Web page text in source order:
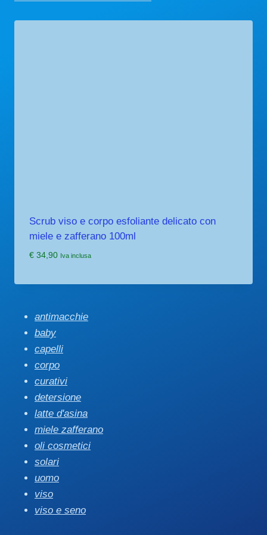
Scrub viso e corpo esfoliante delicato con
miele e zafferano 100ml
€34,90 Iva inclusa
antimacchie
baby
capelli
corpo
curativi
detersione
latte d'asina
miele zafferano
oli cosmetici
solari
uomo
viso
viso e seno